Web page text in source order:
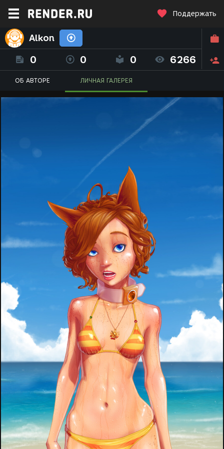
Поддержать
Alkon
0 0 0 6266
ОБ АВТОРЕ ЛИЧНАЯ ГАЛЕРЕЯ